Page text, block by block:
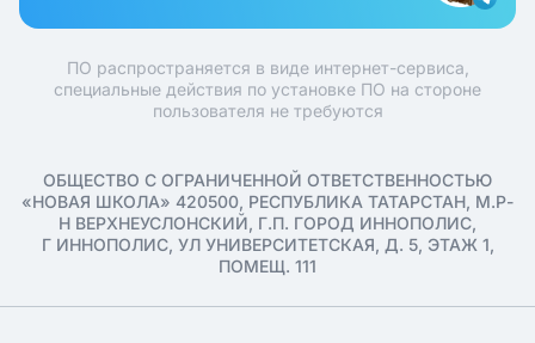
ПО распространяется в виде интернет-сервиса,
специальные действия по установке ПО на стороне
пользователя не требуются
ОБЩЕСТВО С ОГРАНИЧЕННОЙ ОТВЕТСТВЕННОСТЬЮ
«НОВАЯ ШКОЛА» 420500, РЕСПУБЛИКА ТАТАРСТАН, М.Р-
Н ВЕРХНЕУСЛОНСКИЙ, Г.П. ГОРОД ИННОПОЛИС,
Г ИННОПОЛИС, УЛ УНИВЕРСИТЕТСКАЯ, Д. 5, ЭТАЖ 1,
ПОМЕЩ. 111